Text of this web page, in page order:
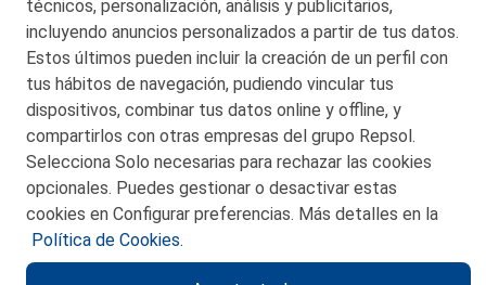
San Martín 5-Edificio Muñatones,
48550 Muskiz (Bizkaia)
Telf. 946 357 000
© 2026 Petronor S.A.
CONTACTO
técnicos, personalización, análisis y publicitarios,
incluyendo anuncios personalizados a partir de tus datos.
Estos últimos pueden incluir la creación de un perfil con
tus hábitos de navegación, pudiendo vincular tus
dispositivos, combinar tus datos online y offline, y
compartirlos con otras empresas del grupo Repsol.
Selecciona Solo necesarias para rechazar las cookies
opcionales. Puedes gestionar o desactivar estas
cookies en Configurar preferencias. Más detalles en la
Política de Cookies.